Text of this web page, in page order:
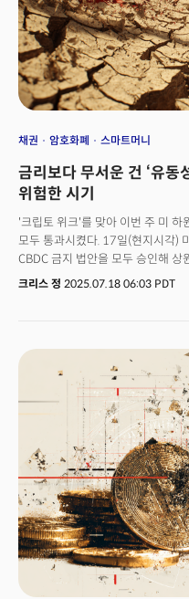
미국에서 20-30% 추가 성장을 도
올해 첫 3개월 동안 세계 상품무역
발표했다. 트럼프 행정부 취임 이
북미로의 수입 급증이 이를 견인했
0.2% 감소에서 0.1% 성장으로 상
대미 수출은 올해 첫 5개월 동안
아프리카로의 선적 증가가 성장을
국가를 경유해 미국으로 향하는 우
분석된다.유럽중앙은행 집행이사
경제활동에 덜 부담을 주고 있는
달간 지속적으로 개선되고 있으며,
대한 선행지표들이 모두 3년 만의
채권 암호화폐 스마트머니
금리보다 무서운 건 ‘유
위험한 시기
'크립토 위크'를 맞아 이번 주 미
모두 통과시켰다. 17일(현지시각)
CBDC 금지 법안을 모두 승인해
상원을 모두 통과한 스테이블 코인
명확화 법안, 지니어스 법안,
암호화폐 산업을 수용하는 듯 보
시스템 내로 흡수하면서 중앙은
요구하고 있다. 특히 지니어스 법
것은 우연이 아니다. 미국 국채 수
글로벌 유통을 디지털 영역까지
'달러 패권'을 유지하고 중국의 디
프로젝트에 대한 선제적 방어막이
엇갈린다. 이더리움 ETF로 하루 7
미결제약정이 사상 최고치를 기록
이끌어냈다. 하지만 동시에 14년
8만 개가 넘는 비트코인이 매도를
필요하다. 이 거래는 단순한 차익
전환을 알리는 신호탄이다. 그동안
크리스 정 2025.07.18 06:03 PDT